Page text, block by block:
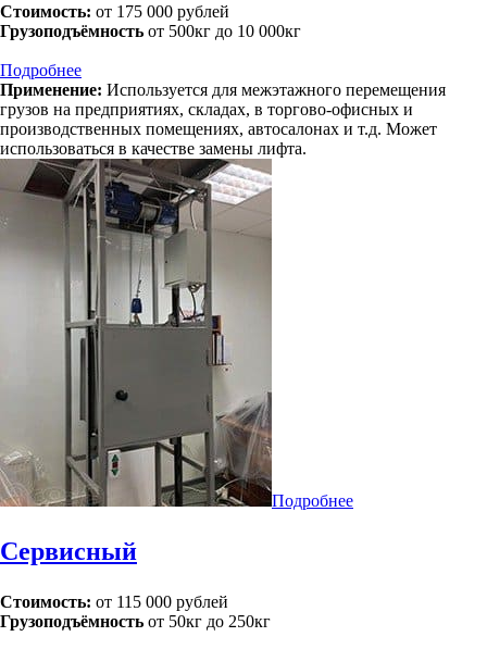
Стоимость: от 175 000 рублей
Грузоподъёмность от 500кг до 10 000кг
Подробнее
Применение: Используется для межэтажного перемещения
грузов на предприятиях, складах, в торгово-офисных и
производственных помещениях, автосалонах и т.д. Может
использоваться в качестве замены лифта.
Подробнее
Сервисный
Стоимость: от 115 000 рублей
Грузоподъёмность от 50кг до 250кг